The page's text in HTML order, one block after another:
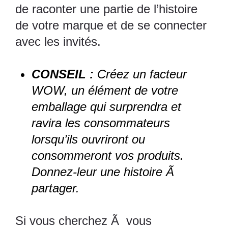
de raconter une partie de l’histoire
de votre marque et de se connecter
avec les invités.
CONSEIL : Créez un facteur
WOW, un élément de votre
emballage qui surprendra et
ravira les consommateurs
lorsqu’ils ouvriront ou
consommeront vos produits.
Donnez-leur une histoire Ã
partager.
Si vous cherchez Ã vous